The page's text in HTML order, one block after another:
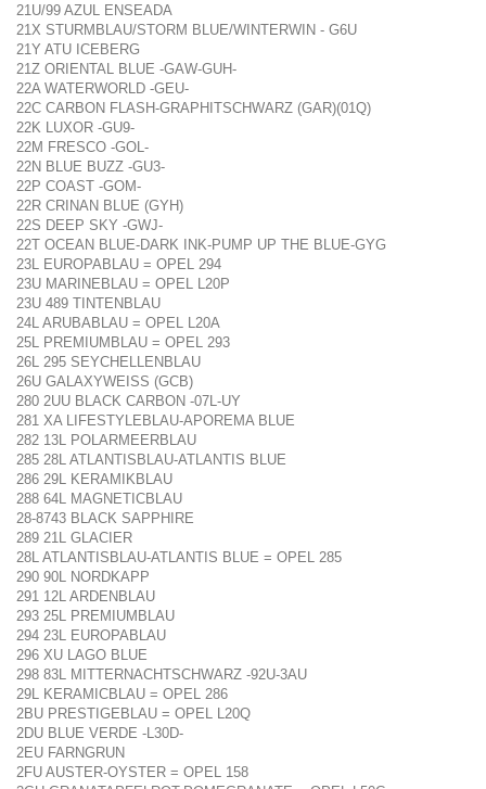
21U/99 AZUL ENSEADA
21X STURMBLAU/STORM BLUE/WINTERWIN - G6U
21Y ATU ICEBERG
21Z ORIENTAL BLUE -GAW-GUH-
22A WATERWORLD -GEU-
22C CARBON FLASH-GRAPHITSCHWARZ (GAR)(01Q)
22K LUXOR -GU9-
22M FRESCO -GOL-
22N BLUE BUZZ -GU3-
22P COAST -GOM-
22R CRINAN BLUE (GYH)
22S DEEP SKY -GWJ-
22T OCEAN BLUE-DARK INK-PUMP UP THE BLUE-GYG
23L EUROPABLAU = OPEL 294
23U MARINEBLAU = OPEL L20P
23U 489 TINTENBLAU
24L ARUBABLAU = OPEL L20A
25L PREMIUMBLAU = OPEL 293
26L 295 SEYCHELLENBLAU
26U GALAXYWEISS (GCB)
280 2UU BLACK CARBON -07L-UY
281 XA LIFESTYLEBLAU-APOREMA BLUE
282 13L POLARMEERBLAU
285 28L ATLANTISBLAU-ATLANTIS BLUE
286 29L KERAMIKBLAU
288 64L MAGNETICBLAU
28-8743 BLACK SAPPHIRE
289 21L GLACIER
28L ATLANTISBLAU-ATLANTIS BLUE = OPEL 285
290 90L NORDKAPP
291 12L ARDENBLAU
293 25L PREMIUMBLAU
294 23L EUROPABLAU
296 XU LAGO BLUE
298 83L MITTERNACHTSCHWARZ -92U-3AU
29L KERAMICBLAU = OPEL 286
2BU PRESTIGEBLAU = OPEL L20Q
2DU BLUE VERDE -L30D-
2EU FARNGRUN
2FU AUSTER-OYSTER = OPEL 158